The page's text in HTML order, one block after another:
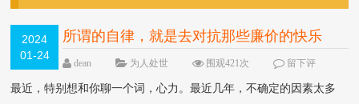
2024
01-24
所谓的自律，就是去对抗那些廉价的快乐
dean 为人处世 围观421次
留下评
最近，特别想和你聊一个词，心力。最近几年，不确定的因素太多